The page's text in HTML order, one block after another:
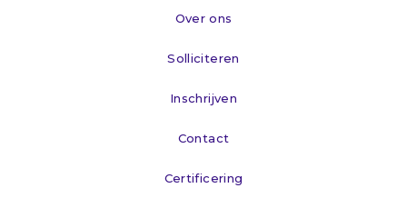
Over ons
Solliciteren
Inschrijven
Contact
Certificering